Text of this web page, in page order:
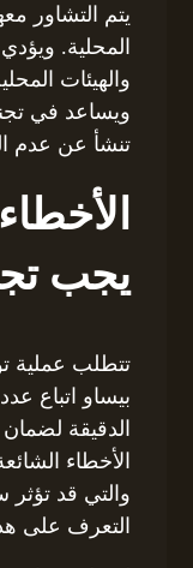
يتم التشاور
المحلية.
والهيئات
ويساعد في
تنشأ عن عدم
يجب
تتطلب عملية
بيساو اتباع
الدقيقة
الأخطاء
والتي قد تؤثر
التعرف على